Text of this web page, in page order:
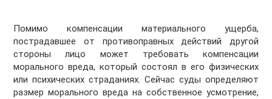
Помимо компенсации материального ущерба,
пострадавшее от противоправных действий другой
стороны лицо может требовать компенсации
морального вреда, который состоял в его физических
или психических страданиях. Сейчас суды определяют
размер морального вреда на собственное усмотрение,